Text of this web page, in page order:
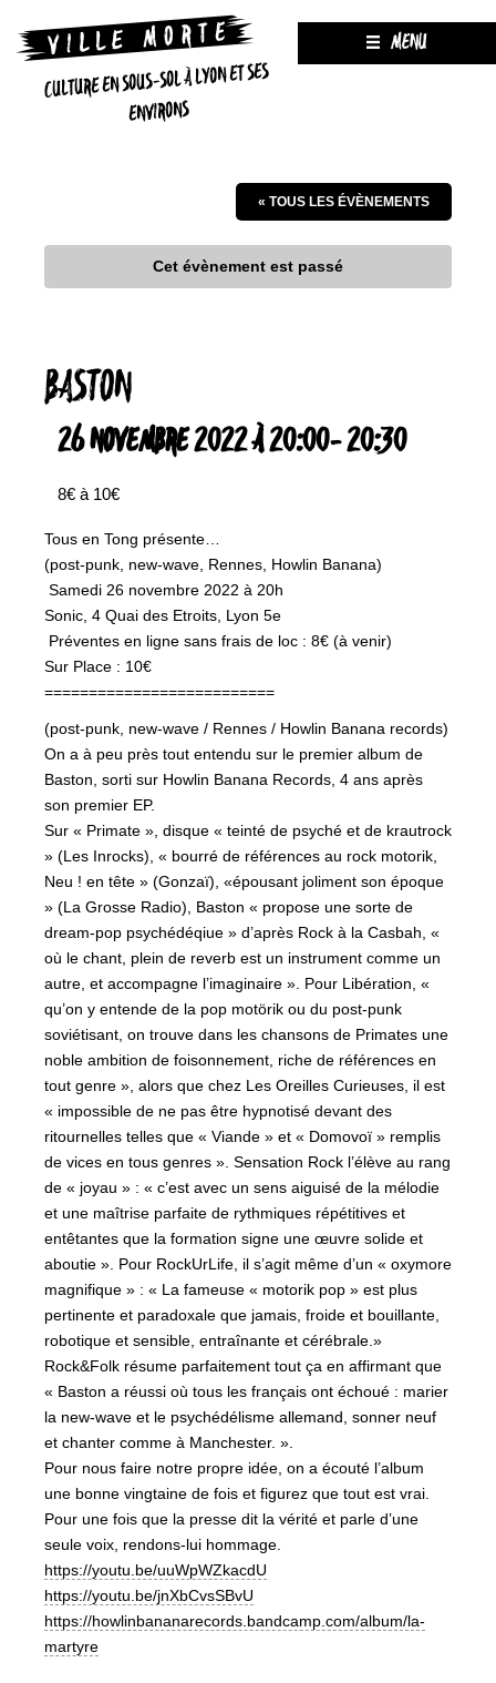
CULTURE EN SOUS-SOL À LYON ET SES
ENVIRONS
MENU
« TOUS LES ÉVÈNEMENTS
Cet évènement est passé
BASTON
26 NOVEMBRE 2022 À 20:00-20:30
8€ à 10€
Tous en Tong présente…
(post-punk, new-wave, Rennes, Howlin Banana)
️ Samedi 26 novembre 2022 à 20h
Sonic, 4 Quai des Etroits, Lyon 5e
️ Préventes en ligne sans frais de loc : 8€ (à venir)
Sur Place : 10€
==========================
(post-punk, new-wave / Rennes / Howlin Banana records)
On a à peu près tout entendu sur le premier album de
Baston, sorti sur Howlin Banana Records, 4 ans après
son premier EP.
Sur « Primate », disque « teinté de psyché et de krautrock
» (Les Inrocks), « bourré de références au rock motorik,
Neu ! en tête » (Gonzaï), «épousant joliment son époque
» (La Grosse Radio), Baston « propose une sorte de
dream-pop psychédéqiue » d’après Rock à la Casbah, «
où le chant, plein de reverb est un instrument comme un
autre, et accompagne l’imaginaire ». Pour Libération, «
qu’on y entende de la pop motörik ou du post-punk
soviétisant, on trouve dans les chansons de Primates une
noble ambition de foisonnement, riche de références en
tout genre », alors que chez Les Oreilles Curieuses, il est
« impossible de ne pas être hypnotisé devant des
ritournelles telles que « Viande » et « Domovoï » remplis
de vices en tous genres ». Sensation Rock l’élève au rang
de « joyau » : « c’est avec un sens aiguisé de la mélodie
et une maîtrise parfaite de rythmiques répétitives et
entêtantes que la formation signe une œuvre solide et
aboutie ». Pour RockUrLife, il s’agit même d’un « oxymore
magnifique » : « La fameuse « motorik pop » est plus
pertinente et paradoxale que jamais, froide et bouillante,
robotique et sensible, entraînante et cérébrale.»
Rock&Folk résume parfaitement tout ça en affirmant que
« Baston a réussi où tous les français ont échoué : marier
la new-wave et le psychédélisme allemand, sonner neuf
et chanter comme à Manchester. ».
Pour nous faire notre propre idée, on a écouté l’album
une bonne vingtaine de fois et figurez que tout est vrai.
Pour une fois que la presse dit la vérité et parle d’une
seule voix, rendons-lui hommage.
https://youtu.be/uuWpWZkacdU
https://youtu.be/jnXbCvsSBvU
https://howlinbananarecords.bandcamp.com/album/la-
martyre